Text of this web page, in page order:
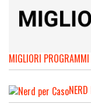
MIGLIORI PROGRAMMI